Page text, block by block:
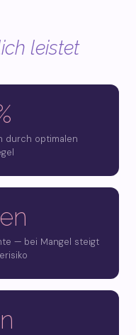
leistet
durch optimalen
— bei Mangel steigt